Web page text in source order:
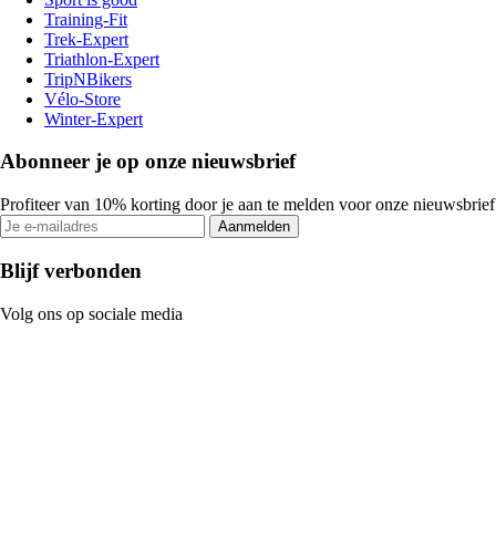
Training-Fit
Trek-Expert
Triathlon-Expert
TripNBikers
Vélo-Store
Winter-Expert
Abonneer je op onze nieuwsbrief
Profiteer van 10% korting door je aan te melden voor onze nieuwsbrief
Aanmelden
Blijf verbonden
Volg ons op sociale media